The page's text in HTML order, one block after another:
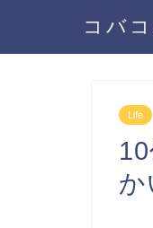
コバ
Life
か